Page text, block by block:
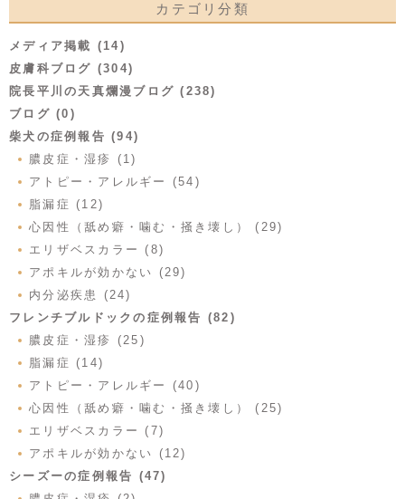
カテゴリ分類
メディア掲載 (14)
皮膚科ブログ (304)
院長平川の天真爛漫ブログ (238)
ブログ (0)
柴犬の症例報告 (94)
膿皮症・湿疹 (1)
アトピー・アレルギー (54)
脂漏症 (12)
心因性（舐め癖・噛む・掻き壊し） (29)
エリザベスカラー (8)
アポキルが効かない (29)
内分泌疾患 (24)
フレンチブルドックの症例報告 (82)
膿皮症・湿疹 (25)
脂漏症 (14)
アトピー・アレルギー (40)
心因性（舐め癖・噛む・掻き壊し） (25)
エリザベスカラー (7)
アポキルが効かない (12)
シーズーの症例報告 (47)